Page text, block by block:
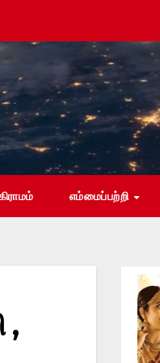
எம்மைப்பற்றி
,